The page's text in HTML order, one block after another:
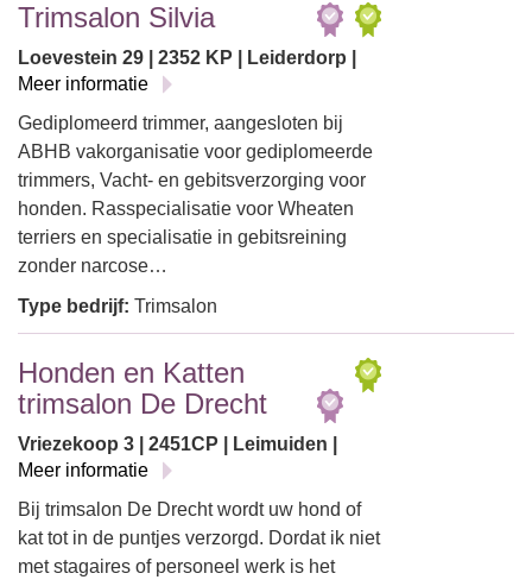
Trimsalon Silvia
Loevestein 29 | 2352 KP | Leiderdorp |
Meer informatie
Gediplomeerd trimmer, aangesloten bij
ABHB vakorganisatie voor gediplomeerde
trimmers, Vacht- en gebitsverzorging voor
honden. Rasspecialisatie voor Wheaten
terriers en specialisatie in gebitsreining
zonder narcose…
Type bedrijf: Trimsalon
Honden en Katten
trimsalon De Drecht
Vriezekoop 3 | 2451CP | Leimuiden |
Meer informatie
Bij trimsalon De Drecht wordt uw hond of
kat tot in de puntjes verzorgd. Dordat ik niet
met stagaires of personeel werk is het